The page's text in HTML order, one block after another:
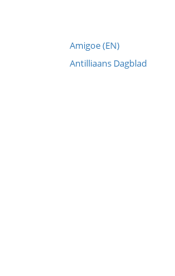
Amigoe (EN)
Antilliaans Dagblad